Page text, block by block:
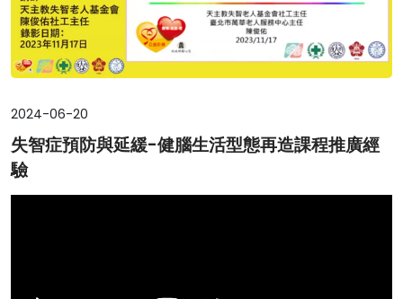
2024-06-20
失智症預防與延緩-健腦生活型態再造課程推廣經
驗